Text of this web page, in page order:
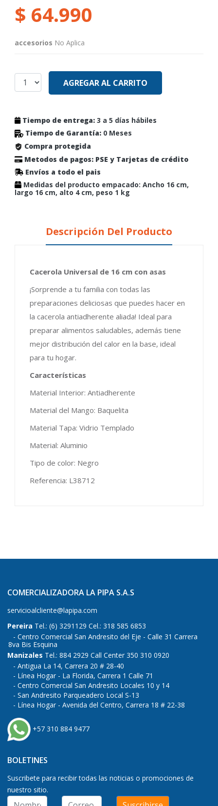
$ 64.990
accesorios No Aplica
AGREGAR AL CARRITO
Tiempo de entrega: 3 a 5 días hábiles
Tiempo de Garantía: 0 Meses
Compra protegida
Metodos de pagos: PSE y Tarjetas de crédito
Envíos a todo el pais
Medidas del producto empacado: Ancho 16 cm,
largo 16 cm, alto 4 cm, peso 1 kg
Descripción Del Producto
Cacerola Universal de 16 cm con asas
¡Sorprende a tu familia con todas las
preparaciones deliciosas que puedes hacer en
la cacerola antiadherente aliada! Ideal para
preparar alimentos saludables, además tiene
mejor distribución del calor en la base, ideal
para tu hogar.
Características
Material Interior: Antiadherente
Material del Mango: Baquelita
Material Tapa: Vidrio Templado
Material: Aluminio
Tipo de color: Negro
Referencia: L38712
COMERCIALIZADORA LA PIPA S.A.S
servicioalcliente@lapipa.com
Pereira Tel.: (6) 3291129 Cel.: 318 585 6853
Centro Comercial San Andresito del Eje - Calle 31 Carrera
8va Bis Esquina
Manizales Tel.: 884 2929 Call Center 350 310 0920
Antigua La 14, Carrera 20 # 28-40
Línea Hogar - La Florida, Carrera 1 Calle 71
Centro Comercial San Andresito Locales 10 y 14
San Andresito Parqueadero Local S-13
Línea Hogar - Avenida del Centro, Carrera 18 # 22-38
+57 310 884 9477
BOLETINES
Suscribete para recibir todas las noticias o promociones de
nuestro sitio.